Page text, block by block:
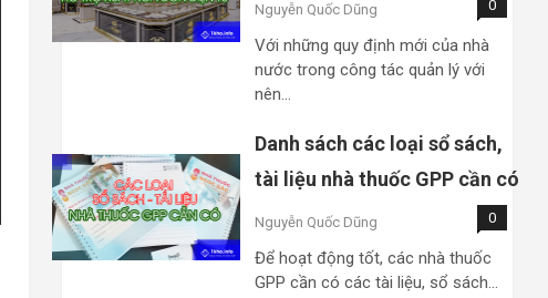
Nguyễn Quốc Dũng 0
Với những quy định mới của nhà
nước trong công tác quản lý với
nên…
Danh sách các loại sổ sách,
tài liệu nhà thuốc GPP cần có
Nguyễn Quốc Dũng 0
Để hoạt động tốt, các nhà thuốc
GPP cần có các tài liệu, sổ sách…